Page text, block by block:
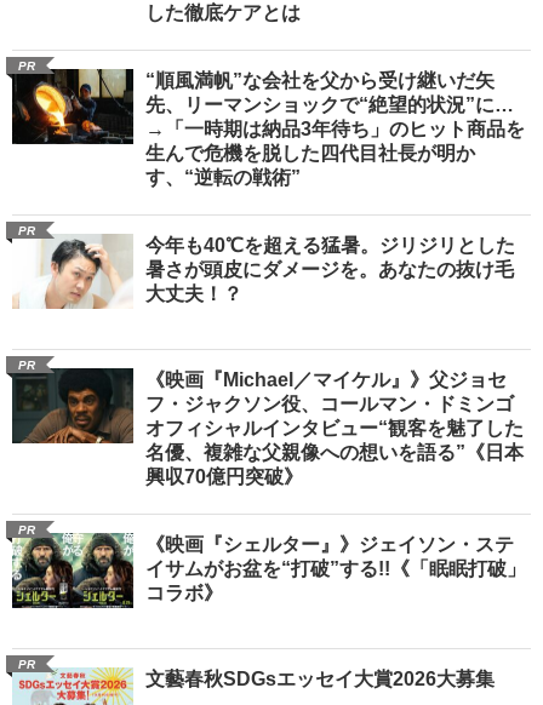
した徹底ケアとは
PR
“順風満帆”な会社を父から受け継いだ矢
先、リーマンショックで“絶望的状況”に…
→「一時期は納品3年待ち」のヒット商品を
生んで危機を脱した四代目社長が明か
す、“逆転の戦術”
PR
今年も40℃を超える猛暑。ジリジリとした
暑さが頭皮にダメージを。あなたの抜け毛
大丈夫！？
PR
《映画『Michael／マイケル』》父ジョセ
フ・ジャクソン役、コールマン・ドミンゴ
オフィシャルインタビュー“観客を魅了した
名優、複雑な父親像への想いを語る”《日本
興収70億円突破》
PR
《映画『シェルター』》ジェイソン・ステ
イサムがお盆を“打破”する!!《「眠眠打破」
コラボ》
PR
文藝春秋SDGsエッセイ大賞2026大募集